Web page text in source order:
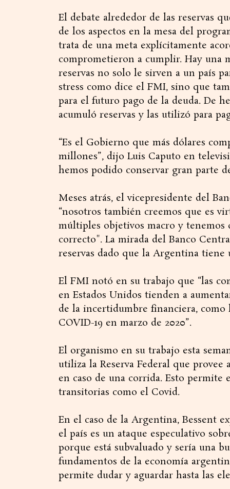
El debate alrededor de las reservas
de los aspectos en la mesa del
trata de una meta explícitamente
comprometieron a cumplir. Hay una
reservas no solo le sirven a un país
stress como dice el FMI, sino que
para el futuro pago de la deuda. De
acumuló reservas y las utilizó para
“Es el Gobierno que más dólares
millones”, dijo Luis Caputo en
hemos podido conservar gran parte
Meses atrás, el vicepresidente del
“nosotros también creemos que es
múltiples objetivos macro y tenemos
correcto". La mirada del Banco
reservas dado que la Argentina tiene
El FMI notó en su trabajo que “las
en Estados Unidos tienden a
de la incertidumbre financiera,
COVID-19 en marzo de 2020”.
El organismo en su trabajo esta
utiliza la Reserva Federal que
en caso de una corrida. Esto
transitorias como el Covid.
En el caso de la Argentina, Bessent
el país es un ataque especulativo
porque está subvaluado y sería una
fundamentos de la economía
permite dudar y aguardar hasta las